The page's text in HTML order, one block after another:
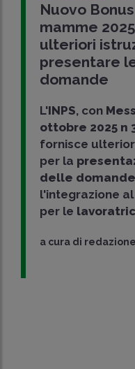
Nuovo Bonus
mamme
ulteriori
presentare
domande
L'INPS, con
ottobre 2025 n
fornisce
per la
delle domande
l'integrazione
per le
a cura di